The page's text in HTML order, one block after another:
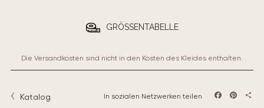
GRÖSSENTABELLE
Die Versandkosten sind nicht in den Kosten des Kleides enthalten.
Katalog In sozialen Netzwerken teilen